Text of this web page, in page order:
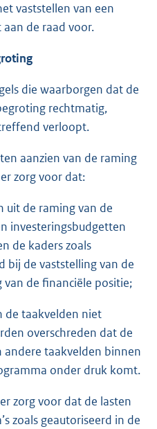
vaststellen van een
de raad voor.
die waarborgen dat de
rechtmatig,
verloopt.
aanzien van de raming
zorg voor dat:
uit de raming van de
investeringsbudgetten
de kaders zoals
bij de vaststelling van de
van de financiële positie;
de taakvelden niet
overschreden dat de
andere taakvelden binnen
onder druk komt.
zorg voor dat de lasten
zoals geautoriseerd in de